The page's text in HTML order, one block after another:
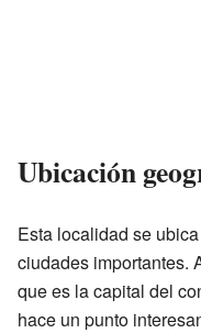
Ubicación
Esta localidad se
ciudades importantes.
que es la capital del
hace un punto